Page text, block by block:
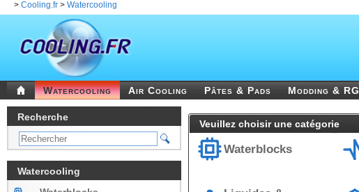
> Cooling.fr > Watercooling
Watercooling Air Cooling Pâtes & Pads Modding &
Recherche
Watercooling
Veuillez choisir une catégorie
Waterblocks